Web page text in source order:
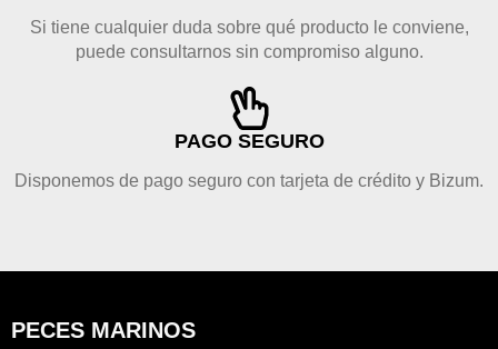
Si tiene cualquier duda sobre qué producto le conviene,
puede consultarnos sin compromiso alguno.
PAGO SEGURO
Disponemos de pago seguro con tarjeta de crédito y Bizum.
PECES MARINOS